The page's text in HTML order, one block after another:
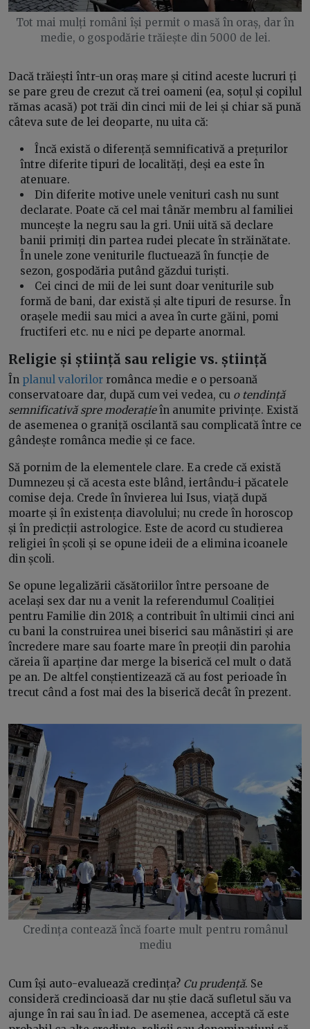
Tot mai mulți români își permit o masă în oraș, dar în
medie, o gospodărie trăiește din 5000 de lei.
Dacă trăiești într-un oraș mare și citind aceste lucruri ți
se pare greu de crezut că trei oameni (ea, soțul și copilul
rămas acasă) pot trăi din cinci mii de lei și chiar să pună
câteva sute de lei deoparte, nu uita că:
Încă există o diferență semnificativă a prețurilor
între diferite tipuri de localități, deși ea este în
atenuare.
Din diferite motive unele venituri cash nu sunt
declarate. Poate că cel mai tânăr membru al familiei
muncește la negru sau la gri. Unii uită să declare
banii primiți din partea rudei plecate în străinătate.
În unele zone veniturile fluctuează în funcție de
sezon, gospodăria putând găzdui turiști.
Cei cinci de mii de lei sunt doar veniturile sub
formă de bani, dar există și alte tipuri de resurse. În
orașele medii sau mici a avea în curte găini, pomi
fructiferi etc. nu e nici pe departe anormal.
Religie și știință sau religie vs. știință
În planul valorilor românca medie e o persoană
conservatoare dar, după cum vei vedea, cu o tendință
semnificativă spre moderațieîn anumite privințe. Există
de asemenea o graniță oscilantă sau complicată între ce
gândește românca medie și ce face.
Să pornim de la elementele clare. Ea crede că există
Dumnezeu și că acesta este blând, iertându-i păcatele
comise deja. Crede în învierea lui Isus, viață după
moarte și în existența diavolului; nu crede în horoscop
și în predicții astrologice. Este de acord cu studierea
religiei în școli și se opune ideii de a elimina icoanele
din școli.
Se opune legalizării căsătoriilor între persoane de
același sex dar nu a venit la referendumul Coaliției
pentru Familie din 2018; a contribuit în ultimii cinci ani
cu bani la construirea unei biserici sau mânăstiri și are
încredere mare sau foarte mare în preoții din parohia
căreia îi aparține dar merge la biserică cel mult o dată
pe an. De altfel conștientizează că au fost perioade în
trecut când a fost mai des la biserică decât în prezent.
Credința contează încă foarte mult pentru românul
mediu
Cum își auto-evaluează credința? Cu prudență. Se
consideră credincioasă dar nu știe dacă sufletul său va
ajunge în rai sau în iad. De asemenea, acceptă că este